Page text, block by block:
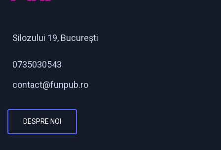
Silozului 19, Bucureşti
0735030543
contact@funpub.ro
DESPRE NOI